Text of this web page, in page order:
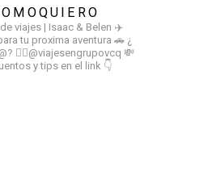
viajes | Isaac & Belen ✈️
tu proxima aventura 🚗 ¿
👉🏻@viajesengrupovcq 💸
y tips en el link 👇